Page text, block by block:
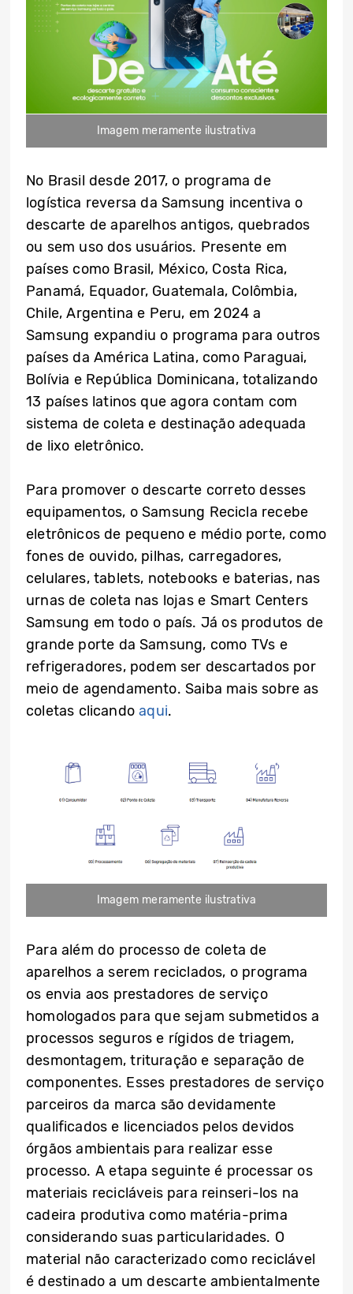
Imagem meramente ilustrativa
No Brasil desde 2017, o programa de
logística reversa da Samsung incentiva o
descarte de aparelhos antigos, quebrados
ou sem uso dos usuários. Presente em
países como Brasil, México, Costa Rica,
Panamá, Equador, Guatemala, Colômbia,
Chile, Argentina e Peru, em 2024 a
Samsung expandiu o programa para outros
países da América Latina, como Paraguai,
Bolívia e República Dominicana, totalizando
13 países latinos que agora contam com
sistema de coleta e destinação adequada
de lixo eletrônico.
Para promover o descarte correto desses
equipamentos, o Samsung Recicla recebe
eletrônicos de pequeno e médio porte, como
fones de ouvido, pilhas, carregadores,
celulares, tablets, notebooks e baterias, nas
urnas de coleta nas lojas e Smart Centers
Samsung em todo o país. Já os produtos de
grande porte da Samsung, como TVs e
refrigeradores, podem ser descartados por
meio de agendamento. Saiba mais sobre as
coletas clicandoaqui.
Imagem meramente ilustrativa
Para além do processo de coleta de
aparelhos a serem reciclados, o programa
os envia aos prestadores de serviço
homologados para que sejam submetidos a
processos seguros e rígidos de triagem,
desmontagem, trituração e separação de
componentes. Esses prestadores de serviço
parceiros da marca são devidamente
qualificados e licenciados pelos devidos
órgãos ambientais para realizar esse
processo. A etapa seguinte é processar os
materiais recicláveis para reinseri-los na
cadeira produtiva como matéria-prima
considerando suas particularidades. O
material não caracterizado como reciclável
é destinado a um descarte ambientalmente